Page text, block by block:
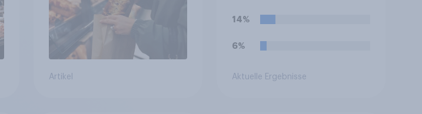
Artikel
wird.
14%
6%
Aktuelle Ergebnisse